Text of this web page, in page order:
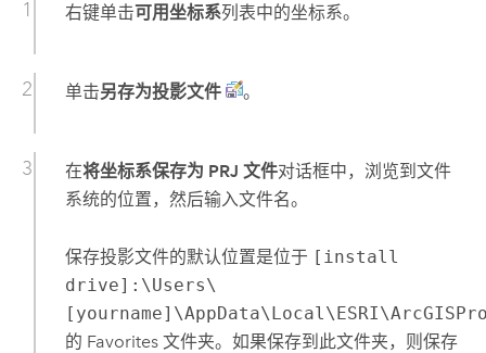
右键单击可用坐标系列表中的坐标系。
单击另存为投影文件 。
在将坐标系保存为 PRJ 文件对话框中，浏览到文件
系统的位置，然后输入文件名。
保存投影文件的默认位置是位于 [install
drive]:\Users\
的 Favorites 文件夹。如果保存到此文件夹，则保存